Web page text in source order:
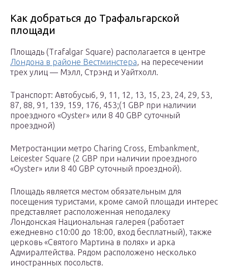
Как добраться до Трафальгарской
площади
Площадь (Trafalgar Square) располагается в центре
Лондона в районе Вестминстера, на пересечении
трех улиц — Мэлл, Стрэнд и Уайтхолл.
Транспорт: Автобусы6, 9, 11, 12, 13, 15, 23, 24, 29, 53,
87, 88, 91, 139, 159, 176, 453;(1 GBP при наличии
проездного «Oyster» или 8 40 GBP суточный
проездной)
Метростанции метро Charing Cross, Embankment,
Leicester Square (2 GBP при наличии проездного
«Oyster» или 8 40 GBP суточный проездной).
Площадь является местом обязательным для
посещения туристами, кроме самой площади интерес
представляет расположенная неподалеку
Лондонская Национальная галерея (работает
ежедневно с10:00 до 18:00, вход бесплатный), также
церковь «Святого Мартина в полях» и арка
Адмиралтейства. Рядом расположено несколько
иностранных посольств.